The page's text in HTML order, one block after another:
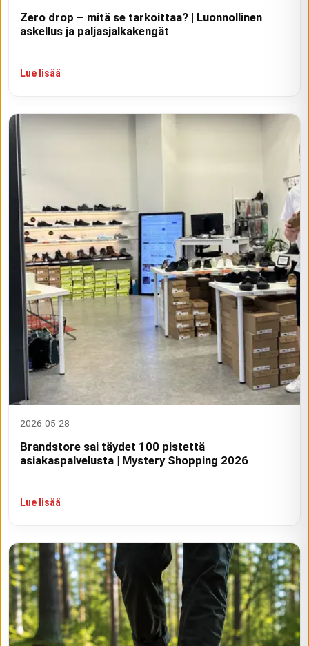
Zero drop – mitä se tarkoittaa? | Luonnollinen
askellus ja paljasjalkakengät
Lue lisää
2026-05-28
Brandstore sai täydet 100 pistettä
asiakaspalvelusta | Mystery Shopping 2026
Lue lisää